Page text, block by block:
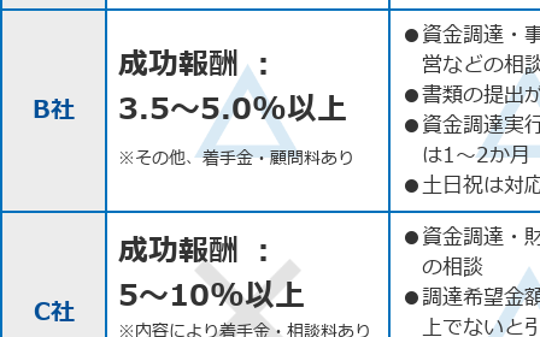
B社
成功報酬 ：
3.5〜5.0%以上
※その他、着手金・顧問料あり
●資金調達・
営などの相
●書類の提出
●資金調達実
は1〜2か月
●土日祝は対
C社
成功報酬 ：
5〜10%以上
※内容により着手金・相談料あり
●資金調達・
の相談
●調達希望金
上でないと